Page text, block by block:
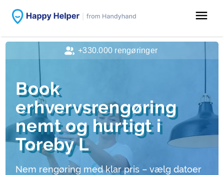
menu
Book
erhvervsrengøring
nemt og hurtigt i
Toreby L
Nem rengøring med klar pris – vælg datoer
+330.000 rengøringer